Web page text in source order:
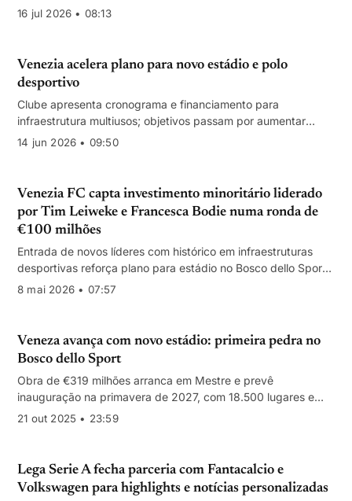
€100 milhões para o clube.
16 jul 2026 • 08:13
Venezia acelera plano para novo estádio e polo
desportivo
Clube apresenta cronograma e financiamento para
infraestrutura multiusos; objetivos passam por aumentar
receitas de dia de jogo e atrair investimento privado
14 jun 2026 • 09:50
Venezia FC capta investimento minoritário liderado
por Tim Leiweke e Francesca Bodie numa ronda de
€100 milhões
Entrada de novos líderes com histórico em infraestruturas
desportivas reforça plano para estádio no Bosco dello Sport
e ambição de crescimento internacional.
8 mai 2026 • 07:57
Veneza avança com novo estádio: primeira pedra no
Bosco dello Sport
Obra de €319 milhões arranca em Mestre e prevê
inauguração na primavera de 2027, com 18.500 lugares e
vocação multiusos para maximizar receitas.
21 out 2025 • 23:59
Lega Serie A fecha parceria com Fantacalcio e
Volkswagen para highlights e notícias personalizadas